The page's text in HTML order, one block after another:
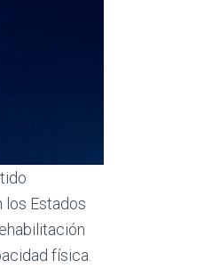
los Estados
física.